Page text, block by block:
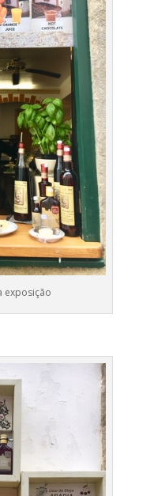
exposição